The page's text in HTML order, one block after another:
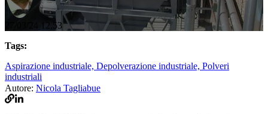
27/03/24 12.53
Tags:
Aspirazione industriale, Depolverazione industriale, Polveri
industriali
Autore: Nicola Tagliabue